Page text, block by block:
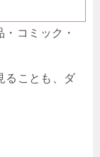
コミック・
ることも、ダ